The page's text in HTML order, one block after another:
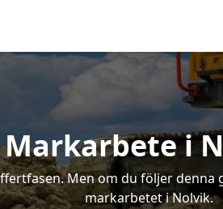
Markarbete i
Men om du följer
markarbetet i Nolvik.